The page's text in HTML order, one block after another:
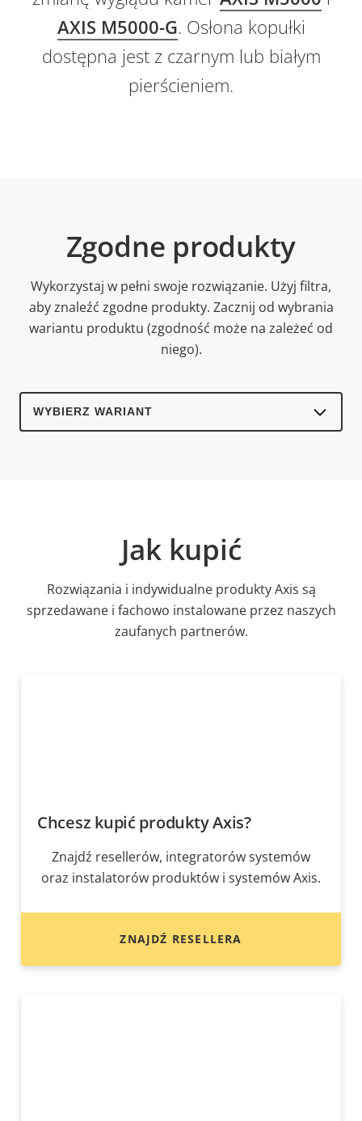
AXIS M5000-G. Osłona kopułki
dostępna jest z czarnym lub białym
pierścieniem.
Zgodne produkty
Wykorzystaj w pełni swoje rozwiązanie. Użyj filtra,
aby znaleźć zgodne produkty. Zacznij od wybrania
wariantu produktu (zgodność może na zależeć od
niego).
Select
product
Jak kupić
Rozwiązania i indywidualne produkty Axis są
sprzedawane i fachowo instalowane przez naszych
zaufanych partnerów.
Chcesz kupić produkty Axis?
Znajdź resellerów, integratorów systemów
oraz instalatorów produktów i systemów Axis.
ZNAJDŹ RESELLERA